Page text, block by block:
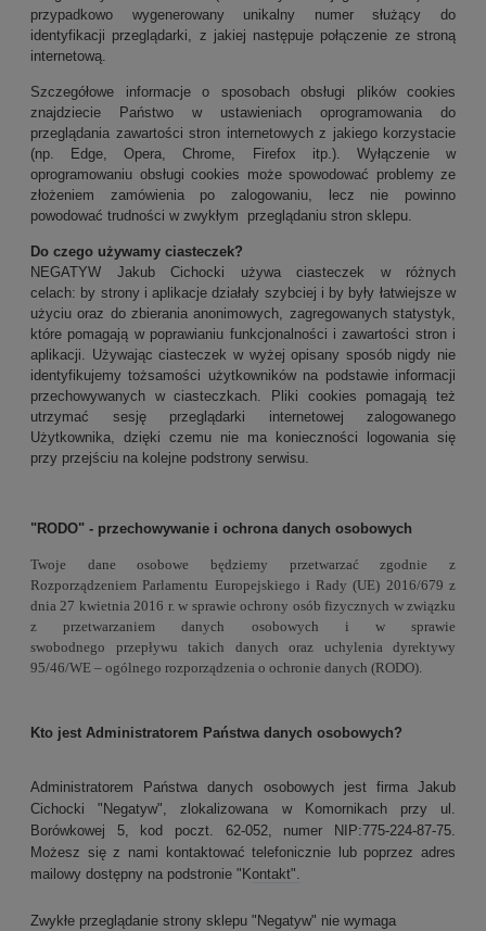
przypadkowo wygenerowany unikalny numer służący do
identyfikacji przeglądarki, z jakiej następuje połączenie ze stroną
internetową.
Szczegółowe informacje o sposobach obsługi plików cookies
znajdziecie Państwo w ustawieniach oprogramowania do
przeglądania zawartości stron internetowych z jakiego korzystacie
(np. Edge, Opera, Chrome, Firefox itp.). Wyłączenie w
oprogramowaniu obsługi cookies może spowodować problemy ze
złożeniem zamówienia po zalogowaniu, lecz nie powinno
powodować trudności w zwykłym przeglądaniu stron sklepu.
Do czego używamy ciasteczek?
NEGATYW Jakub Cichocki używa ciasteczek w różnych
celach: by strony i aplikacje działały szybciej i by były łatwiejsze w
użyciu oraz do zbierania anonimowych, zagregowanych statystyk,
które pomagają w poprawianiu funkcjonalności i zawartości stron i
aplikacji. Używając ciasteczek w wyżej opisany sposób nigdy nie
identyfikujemy tożsamości użytkowników na podstawie informacji
przechowywanych w ciasteczkach. Pliki cookies pomagają też
utrzymać sesję przeglądarki internetowej zalogowanego
Użytkownika, dzięki czemu nie ma konieczności logowania się
przy przejściu na kolejne podstrony serwisu.
"RODO" - przechowywanie i ochrona danych osobowych
Twoje dane osobowe będziemy przetwarzać zgodnie z
Rozporządzeniem Parlamentu Europejskiego i Rady (UE) 2016/679 z
dnia 27 kwietnia 2016 r. w sprawie ochrony osób fizycznych w związku
z przetwarzaniem danych osobowych i w sprawie
swobodnego przepływu takich danych oraz uchylenia dyrektywy
95/46/WE – ogólnego rozporządzenia o ochronie danych (RODO).
Kto jest Administratorem Państwa danych osobowych?
Administratorem Państwa danych osobowych jest firma Jakub
Cichocki "Negatyw", zlokalizowana w Komornikach przy ul.
Borówkowej 5, kod poczt. 62-052, numer NIP:775-224-87-75.
Możesz się z nami kontaktować telefonicznie lub poprzez adres
mailowy dostępny na podstronie "Kontakt".
Zwykłe przeglądanie strony sklepu "Negatyw" nie wymaga